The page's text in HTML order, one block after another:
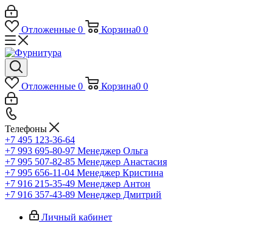
Отложенные 0 Корзина0 0
Отложенные 0 Корзина0 0
Телефоны
+7 495 123-36-64
+7 993 695-80-97 Менеджер Ольга
+7 995 507-82-85 Менеджер Анастасия
+7 995 656-11-04 Менеджер Кристина
+7 916 215-35-49 Менеджер Антон
+7 916 357-43-89 Менеджер Дмитрий
Личный кабинет